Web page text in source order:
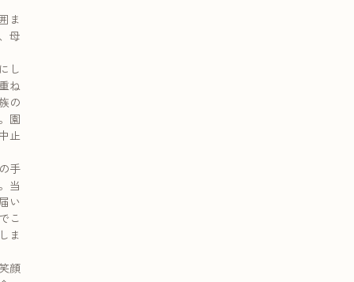
ま
母
し
ね
の
園
止
手
当
い
こ
ま
顔